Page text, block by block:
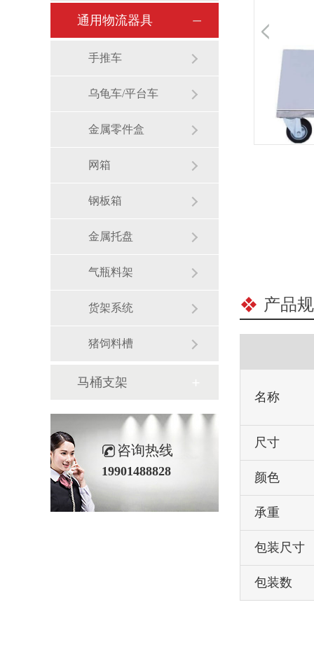
产品
名称
尺寸
颜色
承重
包装尺寸
包装数
通用物流器具
手推车
乌龟车/平台车
金属零件盒
网箱
钢板箱
金属托盘
气瓶料架
货架系统
猪饲料槽
马桶支架
咨询热线
19901488828